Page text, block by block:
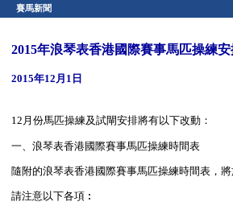
賽馬新聞
2015年浪琴表香港國際賽事馬匹操練安
2015年12月1日
12月份馬匹操練及試閘安排將有以下改動：
一、浪琴表香港國際賽事馬匹操練時間表
隨附的浪琴表香港國際賽事馬匹操練時間表，
請注意以下各項︰